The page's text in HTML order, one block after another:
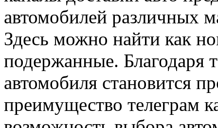
автомобилей различных
Здесь можно найти как
подержанные. Благодаря
автомобиля становится
преимущество телеграм